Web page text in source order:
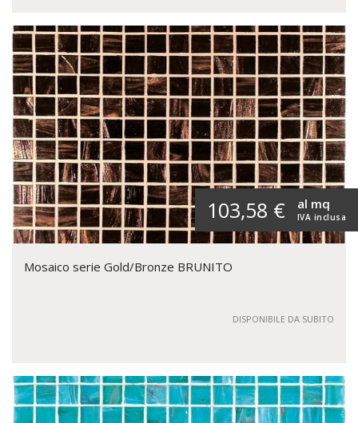
103,58 € IVA inclusa
al mq
Mosaico serie Gold/Bronze BRUNITO
DISPONIBILE DA SUBITO